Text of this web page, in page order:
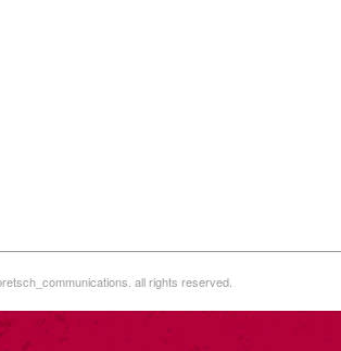
all rights reserved.